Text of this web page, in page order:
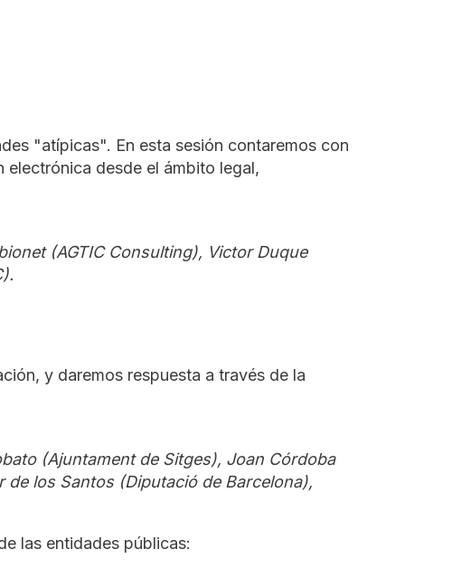
"atípicas". En esta sesión contaremos con
desde el ámbito legal,
(AGTIC Consulting), Victor Duque
y daremos respuesta a través de la
(Ajuntament de Sitges), Joan Córdoba
los Santos (Diputació de Barcelona),
las entidades públicas: